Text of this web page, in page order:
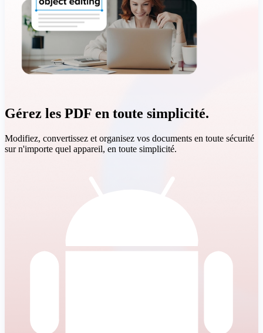
Gérez les PDF en toute simplicité.
Modifiez, convertissez et organisez vos documents en toute sécurité
sur n'importe quel appareil, en toute simplicité.